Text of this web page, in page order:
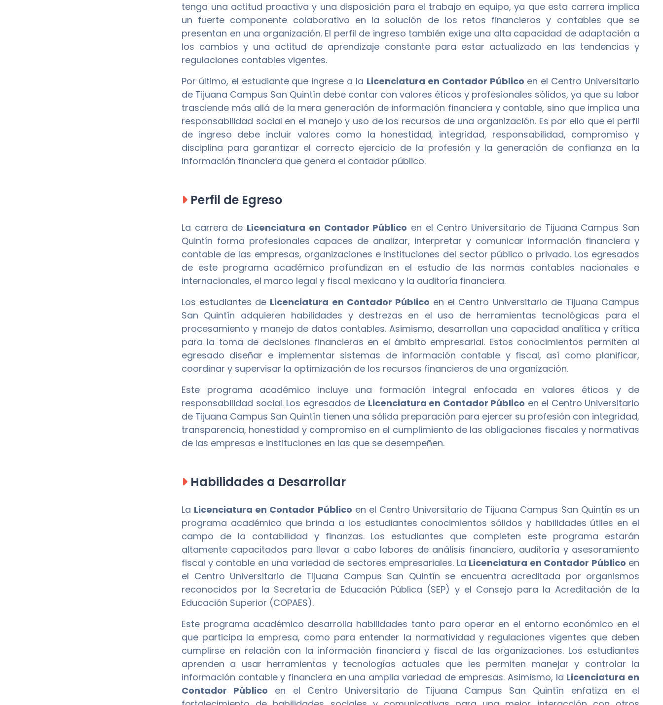
tenga una actitud proactiva y una disposición para el trabajo en equipo, ya que esta carrera implica
un fuerte componente colaborativo en la solución de los retos financieros y contables que se
presentan en una organización. El perfil de ingreso también exige una alta capacidad de adaptación a
los cambios y una actitud de aprendizaje constante para estar actualizado en las tendencias y
regulaciones contables vigentes.
Por último, el estudiante que ingrese a la Licenciatura en Contador Público en el Centro Universitario
de Tijuana Campus San Quintín debe contar con valores éticos y profesionales sólidos, ya que su labor
trasciende más allá de la mera generación de información financiera y contable, sino que implica una
responsabilidad social en el manejo y uso de los recursos de una organización. Es por ello que el perfil
de ingreso debe incluir valores como la honestidad, integridad, responsabilidad, compromiso y
disciplina para garantizar el correcto ejercicio de la profesión y la generación de confianza en la
información financiera que genera el contador público.
Perfil de Egreso
La carrera de Licenciatura en Contador Público en el Centro Universitario de Tijuana Campus San
Quintín forma profesionales capaces de analizar, interpretar y comunicar información financiera y
contable de las empresas, organizaciones e instituciones del sector público o privado. Los egresados
de este programa académico profundizan en el estudio de las normas contables nacionales e
internacionales, el marco legal y fiscal mexicano y la auditoría financiera.
Los estudiantes de Licenciatura en Contador Público en el Centro Universitario de Tijuana Campus
San Quintín adquieren habilidades y destrezas en el uso de herramientas tecnológicas para el
procesamiento y manejo de datos contables. Asimismo, desarrollan una capacidad analítica y crítica
para la toma de decisiones financieras en el ámbito empresarial. Estos conocimientos permiten al
egresado diseñar e implementar sistemas de información contable y fiscal, así como planificar,
coordinar y supervisar la optimización de los recursos financieros de una organización.
Este programa académico incluye una formación integral enfocada en valores éticos y de
responsabilidad social. Los egresados de Licenciatura en Contador Público en el Centro Universitario
de Tijuana Campus San Quintín tienen una sólida preparación para ejercer su profesión con integridad,
transparencia, honestidad y compromiso en el cumplimiento de las obligaciones fiscales y normativas
de las empresas e instituciones en las que se desempeñen.
Habilidades a Desarrollar
La Licenciatura en Contador Público en el Centro Universitario de Tijuana Campus San Quintín es un
programa académico que brinda a los estudiantes conocimientos sólidos y habilidades útiles en el
campo de la contabilidad y finanzas. Los estudiantes que completen este programa estarán
altamente capacitados para llevar a cabo labores de análisis financiero, auditoría y asesoramiento
fiscal y contable en una variedad de sectores empresariales. La Licenciatura en Contador Público en
el Centro Universitario de Tijuana Campus San Quintín se encuentra acreditada por organismos
reconocidos por la Secretaría de Educación Pública (SEP) y el Consejo para la Acreditación de la
Educación Superior (COPAES).
Este programa académico desarrolla habilidades tanto para operar en el entorno económico en el
que participa la empresa, como para entender la normatividad y regulaciones vigentes que deben
cumplirse en relación con la información financiera y fiscal de las organizaciones. Los estudiantes
aprenden a usar herramientas y tecnologías actuales que les permiten manejar y controlar la
información contable y financiera en una amplia variedad de empresas. Asimismo, la Licenciatura en
Contador Público en el Centro Universitario de Tijuana Campus San Quintín enfatiza en el